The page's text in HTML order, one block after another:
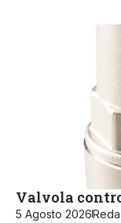
Valvola
5 Agosto 2026